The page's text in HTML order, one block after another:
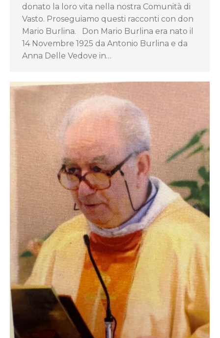
donato la loro vita nella nostra Comunità di
Vasto. Proseguiamo questi racconti con don
Mario Burlina. Don Mario Burlina era nato il
14 Novembre 1925 da Antonio Burlina e da
Anna Delle Vedove in…